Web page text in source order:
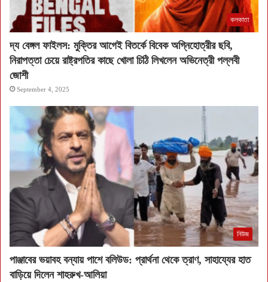
কলকাতা
দ্য বেঙ্গল ফাইলস: মুক্তির আগেই বিতর্কে বিবেক অগ্নিহোত্রীর ছবি,
নিরাপত্তা চেয়ে রাষ্ট্রপতির কাছে খোলা চিঠি লিখলেন অভিনেত্রী পল্লবী
জোশী
September 4, 2025
নিউজ
পাঞ্জাবের ভয়াবহ বন্যায় পাশে বলিউড: প্রার্থনা থেকে ত্রাণ, সাহায্যের হাত
বাড়িয়ে দিলেন শাহরুখ-আলিয়া